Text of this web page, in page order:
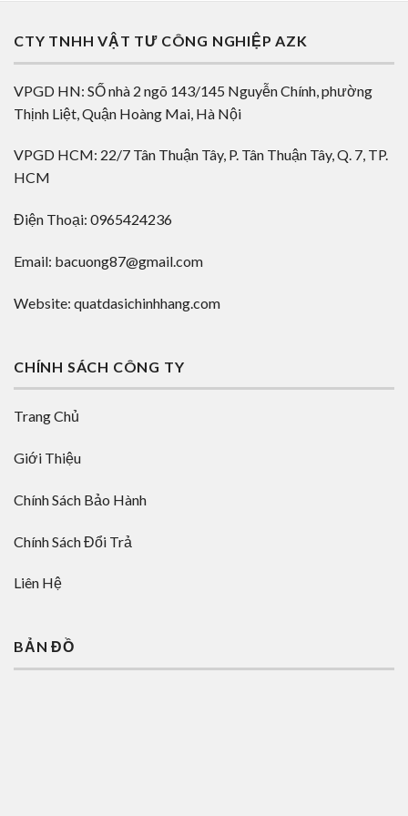
CTY TNHH VẬT TƯ CÔNG NGHIỆP AZK
VPGD HN: SỐ nhà 2 ngõ 143/145 Nguyễn Chính, phường
Thịnh Liệt, Quận Hoàng Mai, Hà Nội
VPGD HCM: 22/7 Tân Thuận Tây, P. Tân Thuận Tây, Q. 7, TP.
HCM
Điện Thoại: 0965424236
Email: bacuong87@gmail.com
Website: quatdasichinhhang.com
CHÍNH SÁCH CÔNG TY
Trang Chủ
Giới Thiệu
Chính Sách Bảo Hành
Chính Sách Đổi Trả
Liên Hệ
BẢN ĐỒ